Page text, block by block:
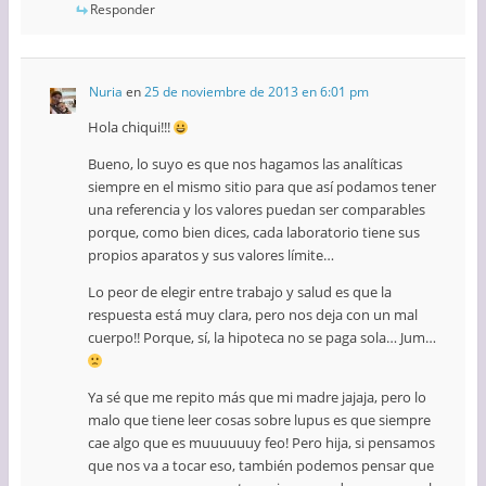
Responder
Nuria en25 de noviembre de 2013 en 6:01 pm
Hola chiqui!!!
Bueno, lo suyo es que nos hagamos las analíticas
siempre en el mismo sitio para que así podamos tener
una referencia y los valores puedan ser comparables
porque, como bien dices, cada laboratorio tiene sus
propios aparatos y sus valores límite…
Lo peor de elegir entre trabajo y salud es que la
respuesta está muy clara, pero nos deja con un mal
cuerpo!! Porque, sí, la hipoteca no se paga sola… Jum…
Ya sé que me repito más que mi madre jajaja, pero lo
malo que tiene leer cosas sobre lupus es que siempre
cae algo que es muuuuuuy feo! Pero hija, si pensamos
que nos va a tocar eso, también podemos pensar que